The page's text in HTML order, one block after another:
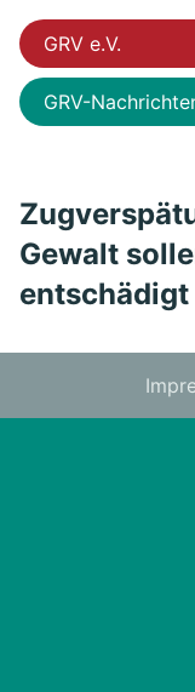
GRV e.V.
GRV-
Gewalt
entschädigt